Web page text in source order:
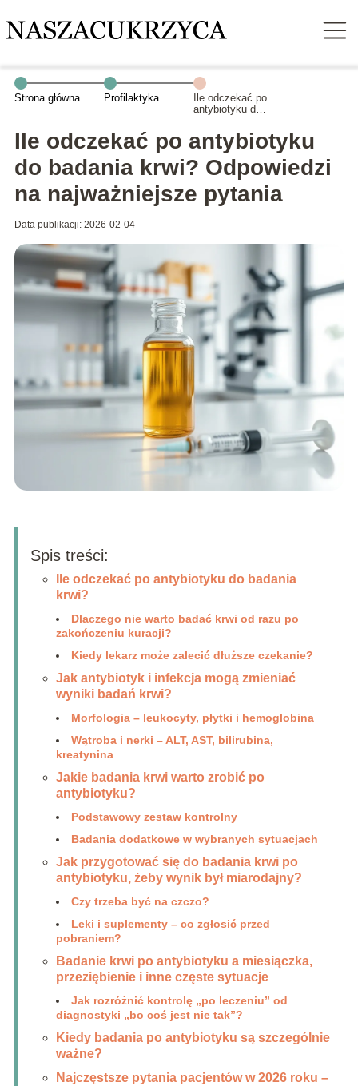
Strona główna Profilaktyka
Ile odczekać po
antybiotyku do
Odpowiedzi na
najważniejsze
pytania
Ile odczekać po antybiotyku
do badania krwi? Odpowiedzi
na najważniejsze pytania
Data publikacji: 2026-02-04
Spis treści:
Ile odczekać po antybiotyku do badania
krwi?
Dlaczego nie warto badać krwi od razu po
zakończeniu kuracji?
Kiedy lekarz może zalecić dłuższe czekanie?
Jak antybiotyk i infekcja mogą zmieniać
wyniki badań krwi?
Morfologia – leukocyty, płytki i hemoglobina
Wątroba i nerki – ALT, AST, bilirubina,
kreatynina
Jakie badania krwi warto zrobić po
antybiotyku?
Podstawowy zestaw kontrolny
Badania dodatkowe w wybranych sytuacjach
Jak przygotować się do badania krwi po
antybiotyku, żeby wynik był miarodajny?
Czy trzeba być na czczo?
Leki i suplementy – co zgłosić przed
pobraniem?
Badanie krwi po antybiotyku a miesiączka,
przeziębienie i inne częste sytuacje
Jak rozróżnić kontrolę „po leczeniu” od
diagnostyki „bo coś jest nie tak”?
Kiedy badania po antybiotyku są szczególnie
ważne?
Najczęstsze pytania pacjentów w 2026 roku –